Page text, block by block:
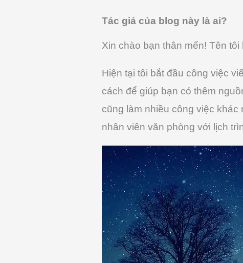
Tác giả của blog này là ai?
Xin chào bạn thân mến! Tên
Hiện tại tôi bắt đầu công việc
cách để giúp bạn có thêm
cũng làm nhiều công việc
nhân viên văn phòng với lịch